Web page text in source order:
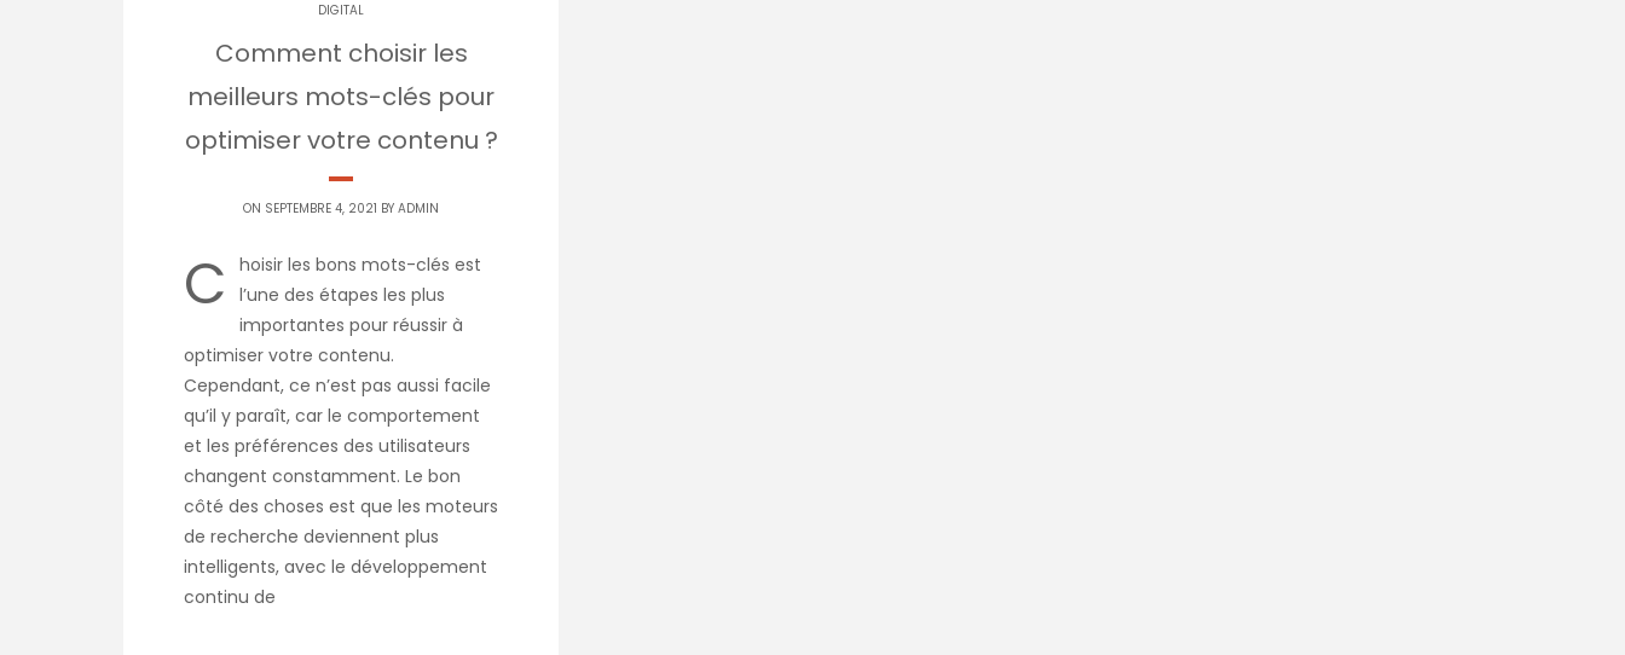
DIGITAL
Comment choisir les
meilleurs mots-clés pour
optimiser votre contenu ?
ON SEPTEMBRE 4, 2021 BY ADMIN
C
hoisir les bons mots-clés est
l’une des étapes les plus
importantes pour réussir à
optimiser votre contenu.
Cependant, ce n’est pas aussi facile
qu’il y paraît, car le comportement
et les préférences des utilisateurs
changent constamment. Le bon
côté des choses est que les moteurs
de recherche deviennent plus
intelligents, avec le développement
continu de